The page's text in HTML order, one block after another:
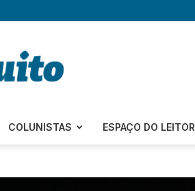
COLUNISTAS ESPAÇO DO LEITOR